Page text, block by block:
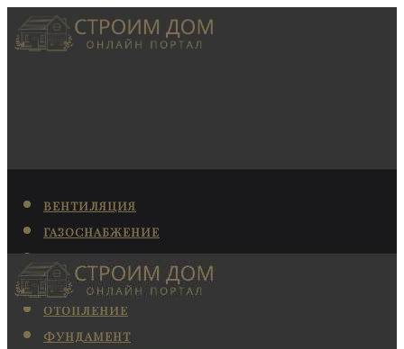
ВЕНТИЛЯЦИЯ
ГАЗОСНАБЖЕНИЕ
КАНАЛИЗАЦИЯ
КОНДИЦИОНИРОВАНИЕ
ОТОПЛЕНИЕ
ФУНДАМЕНТ